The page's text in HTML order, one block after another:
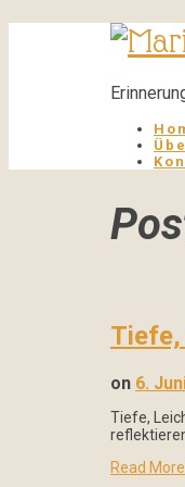
Maria
on 6.
Tiefe,
Read More